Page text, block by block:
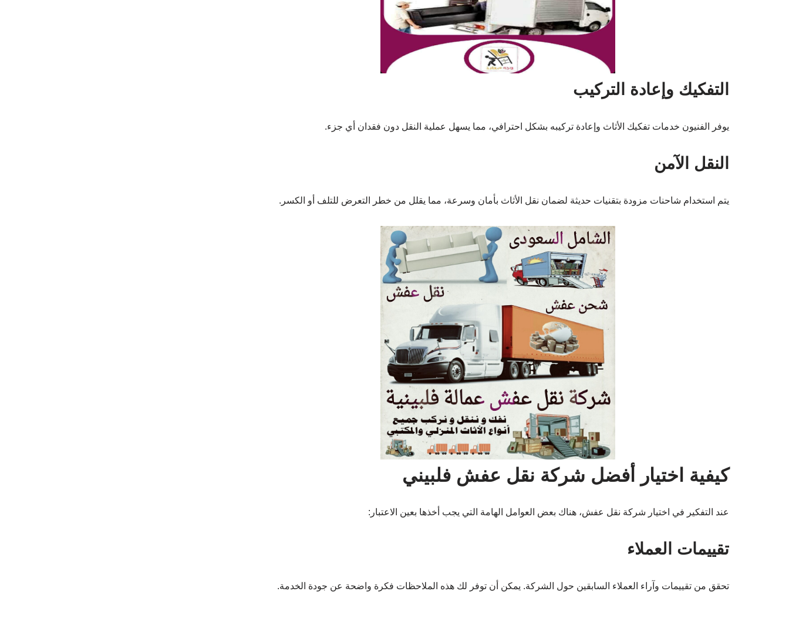
التفكيك وإعادة التركيب
يوفر الفنيون خدمات تفكيك الأثاث وإعادة تركيبه بشكل احترافي، مما يسهل عملية النقل دون فقدان أي جزء.
النقل الآمن
يتم استخدام شاحنات مزودة بتقنيات حديثة لضمان نقل الأثاث بأمان وسرعة، مما يقلل من خطر التعرض للتلف أو الكسر.
كيفية اختيار أفضل شركة نقل عفش فلبيني
عند التفكير في اختيار شركة نقل عفش، هناك بعض العوامل الهامة التي يجب أخذها بعين الاعتبار:
تقييمات العملاء
تحقق من تقييمات وآراء العملاء السابقين حول الشركة. يمكن أن توفر لك هذه الملاحظات فكرة واضحة عن جودة الخدمة.